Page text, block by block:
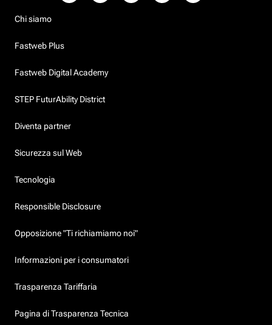
Chi siamo
Fastweb Plus
Fastweb Digital Academy
STEP FuturAbility District
Diventa partner
Sicurezza sul Web
Tecnologia
Responsible Disclosure
Opposizione "Ti richiamiamo noi"
Informazioni per i consumatori
Trasparenza Tariffaria
Pagina di Trasparenza Tecnica